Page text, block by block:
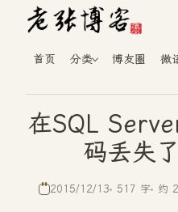
首页 分类 博友圈 微
在SQL
码丢失
2015/12/13 517 字 约